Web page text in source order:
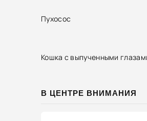
Пухосос
Кошка с выпученными
В ЦЕНТРЕ ВНИМАНИЯ